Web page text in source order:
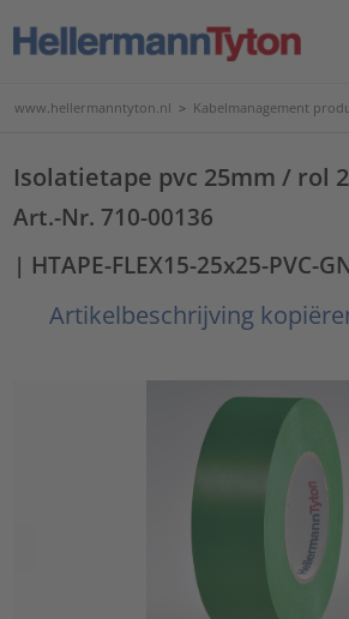
www.hellermanntyton.nl > Kabelmanagement
Isolatietape pvc 25mm / rol
Art.-Nr. 710-00136
| HTAPE-FLEX15-25x25-PVC-
Artikelbeschrijving